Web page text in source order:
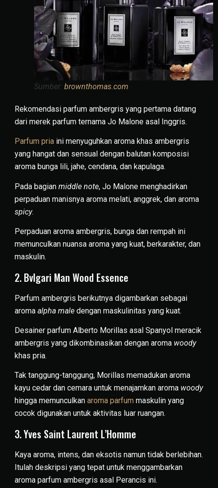
Sumber: brownthomas.com
Rekomendasi parfum ambergris yang pertama datang
dari merek parfum ternama Jo Malone asal Inggris.
Parfum pria ini menyuguhkan aroma khas ambergris
yang hangat dan sensual dengan balutan komposisi
aroma bunga lili, jahe, cendana, dan kapulaga.
Pada bagian middle note, Jo Malone menghadirkan
perpaduan manisnya aroma melati, anggrek, dan aroma
spicy.
Perpaduan aroma ambergris, bunga dan rempah ini
memunculkan nuansa aroma yang kuat, berkarakter, dan
maskulin.
2. Bvlgari Man Wood Essence
Parfum ambergris berikutnya digambarkan sebagai
aroma alpha male dengan maskulinitas yang kuat.
Desainer parfum Alberto Morillas asal Spanyol meracik
ambergris yang dikombinasikan dengan aroma woody
khas pria.
Tak tanggung-tanggung, Morillas memadukan aroma
kayu cedar dan cemara untuk menajamkan aroma woody
hingga memunculkan aroma parfum maskulin yang
cocok digunakan untuk aktivitas luar ruangan.
3. Yves Saint Laurent L’Homme
Kaya aroma, intens, dan eksotis namun tidak berlebihan.
Itulah deskripsi yang tepat untuk menggambarkan
aroma parfum ambergris asal Perancis ini.